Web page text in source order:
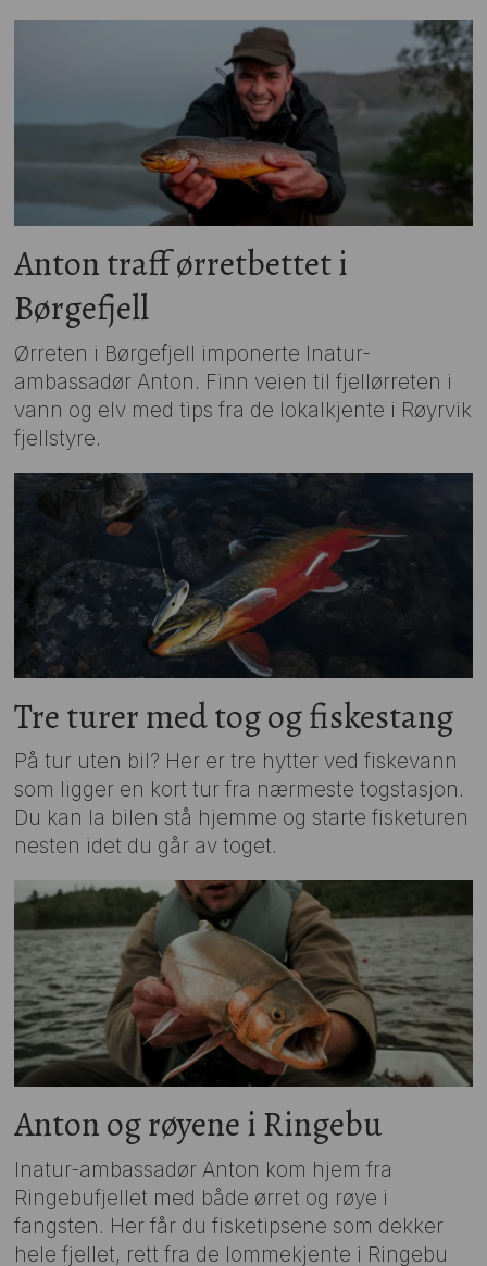
Anton traff ørretbettet i
Børgefjell
Ørreten i Børgefjell imponerte Inatur-
ambassadør Anton. Finn veien til fjellørreten i
vann og elv med tips fra de lokalkjente i Røyrvik
fjellstyre.
Tre turer med tog og fiskestang
På tur uten bil? Her er tre hytter ved fiskevann
som ligger en kort tur fra nærmeste togstasjon.
Du kan la bilen stå hjemme og starte fisketuren
nesten idet du går av toget.
Anton og røyene i Ringebu
Inatur-ambassadør Anton kom hjem fra
Ringebufjellet med både ørret og røye i
fangsten. Her får du fisketipsene som dekker
hele fjellet, rett fra de lommekjente i Ringebu